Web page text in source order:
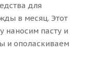
для
в месяц. Этот
наносим пасту и
и ополаскиваем